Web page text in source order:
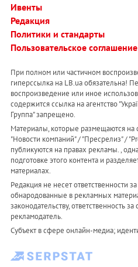
Ивенты
Редакция
Политики и стандарты
Пользовательское соглашение
При полном или частичном
гиперссылка на LB.ua обязательна!
воспроизведение или иное
содержится ссылка на агентство
Группа" запрещено.
Материалы, которые размещаются на
"Новости компаний" / "Пресрелиз" /
публикуются на правах рекламы. ,
подготовке этого контента и
материалах.
Редакция не несет ответственности
обнародованные в рекламных
законодательству, ответственность
рекламодатель.
Субъект в сфере онлайн-медиа;